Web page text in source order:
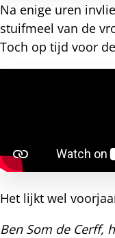
Na enige uren
stuifmeel van de
Toch op tijd voor
Het lijkt wel
Ben Som de Cerff,